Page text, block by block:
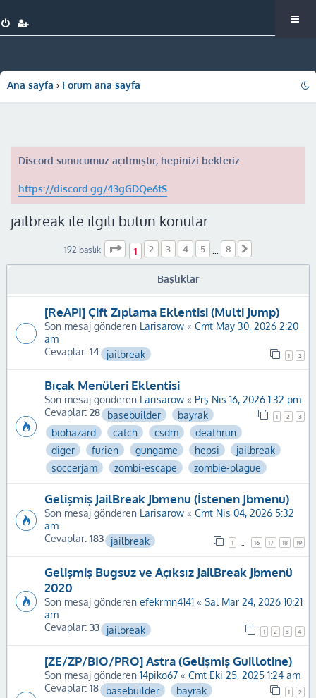
Ana sayfa Forum ana sayfa
Discord sunucumuz açılmıştır, hepinizi bekleriz
https://discord.gg/43gGDQe6tS
jailbreak ile ilgili bütün konular
192 başlık . sayfa (Toplam sayfa)
1 2 3 4 5 … 8
Başlıklar
[ReAPI] Çift Zıplama Eklentisi (Multi Jump)
Son mesaj gönderen Larisarow « Cmt May 30, 2026 2:20
am
Cevaplar: 14 1 2
jailbreak
Bıçak Menüleri Eklentisi
Son mesaj gönderen Larisarow « Prş Nis 16, 2026 1:32 pm
Cevaplar: 28 1 2 3
basebuilder
bayrak
biohazard
catch csdm
deathrun
diger
furien gungame hepsi
jailbreak
soccerjam
zombi-escape zombie-plague
Gelişmiş JailBreak Jbmenu (İstenen Jbmenu)
Son mesaj gönderen Larisarow « Cmt Nis 04, 2026 5:32
am
Cevaplar: 183 1 16 17 18 19
jailbreak
Gelişmiş Bugsuz ve Açıksız JailBreak Jbmenü
2020
Son mesaj gönderen efekrmn4141 « Sal Mar 24, 2026 10:21
am
Cevaplar: 33 1 2 3 4
jailbreak
[ZE/ZP/BIO/PRO] Astra (Gelişmiş Guillotine)
Son mesaj gönderen 14piko67 « Cmt Eki 25, 2025 1:24 am
Cevaplar: 18 1 2
basebuilder
bayrak